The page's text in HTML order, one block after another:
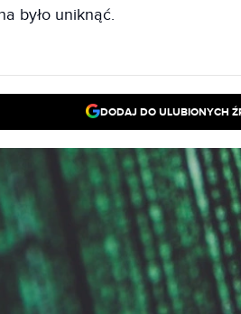
było uniknąć.
DODAJ DO ULUBIONYCH